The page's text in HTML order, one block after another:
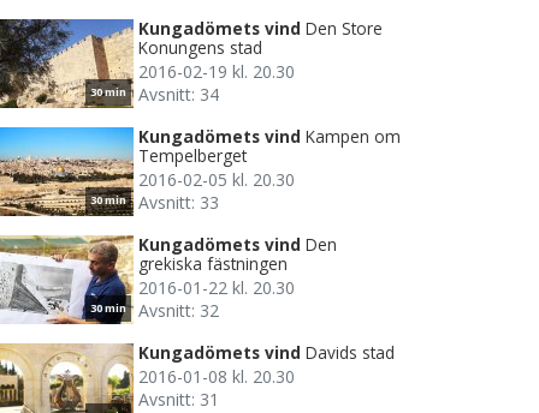
30 min
Kungadömets vind Den Store
Konungens stad
2016-02-19 kl. 20.30
Avsnitt: 34
30 min
Kungadömets vind Kampen om
Tempelberget
2016-02-05 kl. 20.30
Avsnitt: 33
30 min
Kungadömets vind Den
grekiska fästningen
2016-01-22 kl. 20.30
Avsnitt: 32
Kungadömets vind Davids stad
2016-01-08 kl. 20.30
Avsnitt: 31